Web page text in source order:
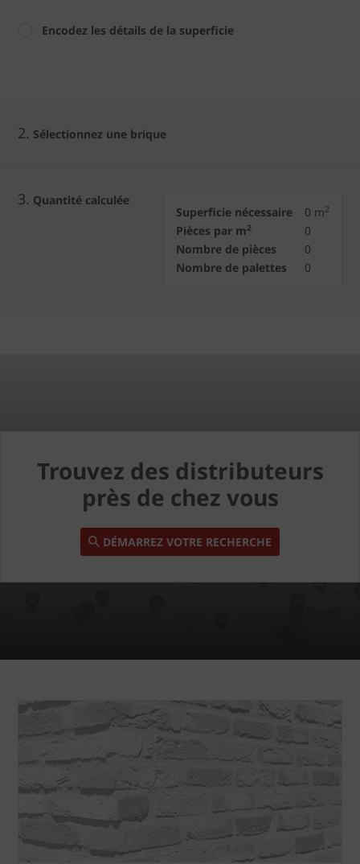
Encodez les détails de la superficie
2. Sélectionnez une brique
3. Quantité calculée
Superficie nécessaire 0 m2
Pièces par m2
0
Nombre de pièces
0
Nombre de palettes
0
Trouvez des distributeurs
près de chez vous
DÉMARREZ VOTRE RECHERCHE